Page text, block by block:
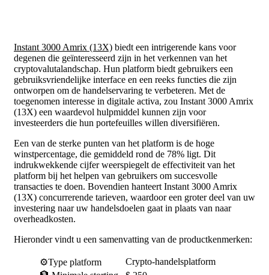
Instant 3000 Amrix (13X) biedt een intrigerende kans voor
degenen die geïnteresseerd zijn in het verkennen van het
cryptovalutalandschap. Hun platform biedt gebruikers een
gebruiksvriendelijke interface en een reeks functies die zijn
ontworpen om de handelservaring te verbeteren. Met de
toegenomen interesse in digitale activa, zou Instant 3000 Amrix
(13X) een waardevol hulpmiddel kunnen zijn voor
investeerders die hun portefeuilles willen diversifiëren.
Een van de sterke punten van het platform is de hoge
winstpercentage, die gemiddeld rond de 78% ligt. Dit
indrukwekkende cijfer weerspiegelt de effectiviteit van het
platform bij het helpen van gebruikers om succesvolle
transacties te doen. Bovendien hanteert Instant 3000 Amrix
(13X) concurrerende tarieven, waardoor een groter deel van uw
investering naar uw handelsdoelen gaat in plaats van naar
overheadkosten.
Hieronder vindt u een samenvatting van de productkenmerken:
⚙️Type platform
Crypto-handelsplatform